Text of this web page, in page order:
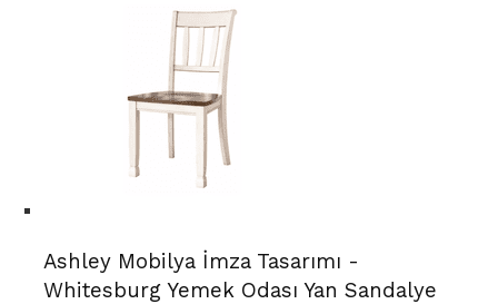
Ashley Mobilya İmza Tasarımı -
Whitesburg Yemek Odası Yan Sandalye